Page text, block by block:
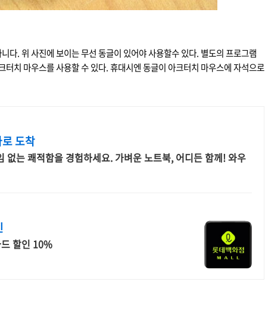
다. 위 사진에 보이는 무선 동글이 있어야 사용할수 있다. 별도의 프로그램
치 마우스를 사용할 수 있다. 휴대시엔 동글이 아크터치 마우스에 자석으로
도착
없는 쾌적함을 경험하세요. 가벼운 노트북, 어디든 함께! 와우
할인 10%